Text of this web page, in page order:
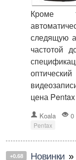
Кроме
следящую
частотой
цена
Koala 0
Pentax
+0.68 Новинки »